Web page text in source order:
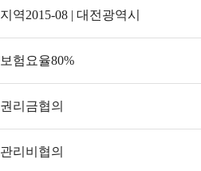
지역2015-08 | 대전광역시
보험요율80%
권리금협의
관리비 협의